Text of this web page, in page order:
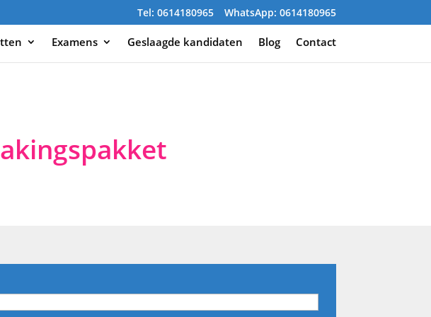
Tel: 0614180965 WhatsApp: 0614180965
Examens Geslaagde kandidaten Blog Contact